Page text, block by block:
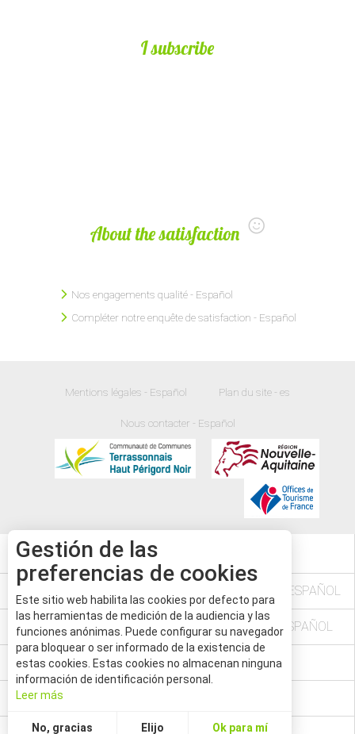
I subscribe
About the satisfaction
Nos engagements qualité - Español
Compléter notre enquête de satisfaction - Español
Mentions légales - Español Plan du site - es
Nous contacter - Español
L'AGENDA DES FÊTES ET MANIFESTATIONS - ESPAÑOL
VÉZÈRE PÉRIGORD NOIR EN DORDOGNE - ESPAÑOL
LE PASS'AVENTURE - ESPAÑOL
Gestión de las
preferencias de cookies
Este sitio web habilita las cookies por defecto para
las herramientas de medición de la audiencia y las
funciones anónimas. Puede configurar su navegador
para bloquear o ser informado de la existencia de
estas cookies. Estas cookies no almacenan ninguna
información de identificación personal.
Leer más
No, gracias Elijo Ok para mí